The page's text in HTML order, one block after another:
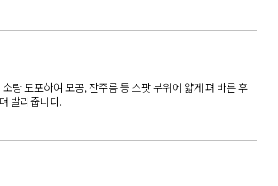
량 도포하여 모공, 잔주름 등 스팟 부위에 얇게 펴 바른 후
발라줍니다.